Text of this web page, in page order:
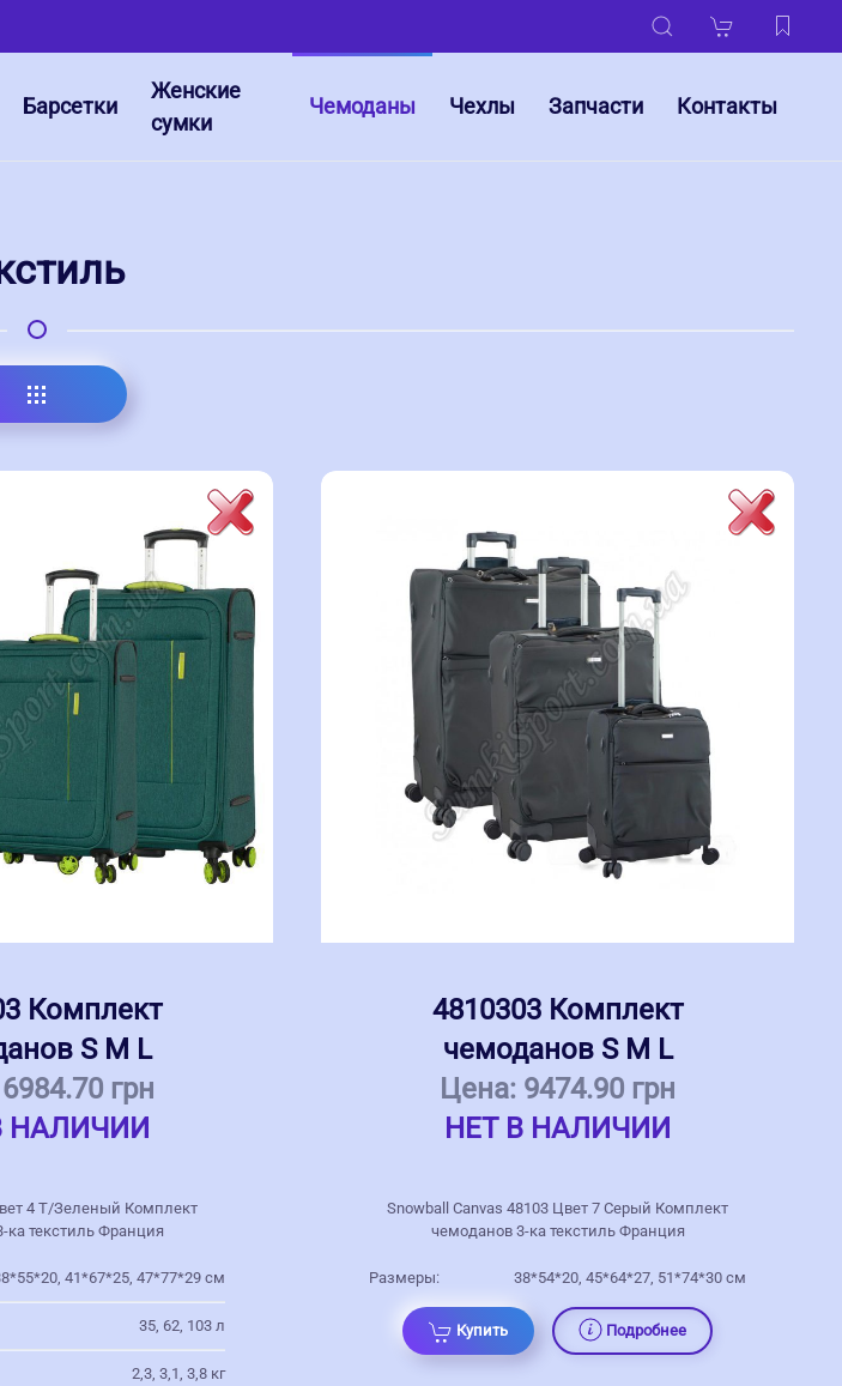
Барсетки
Женские
сумки
Чемоданы Чехлы Запчасти Контакты
Комплект
S M L
6984.70 грн
НАЛИЧИИ
4 Т/Зеленый Комплект
ка текстиль Франция
41*67*25, 47*77*29 см
35, 62, 103 л
2,3, 3,1, 3,8 кг
4810303 Комплект
чемоданов S M L
Цена: 9474.90 грн
НЕТ В НАЛИЧИИ
Snowball Canvas 48103 Цвет 7 Серый Комплект
чемоданов 3-ка текстиль Франция
Размеры: 38*54*20, 45*64*27, 51*74*30 см
Купить Подробнее